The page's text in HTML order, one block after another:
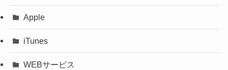
Apple
iTunes
WEBサービス